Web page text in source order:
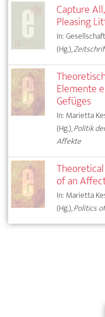
Capture
Pleasing
In:
(Hg.),
Elemente
Gefüges
In: Marietta
(Hg.),Politik
Affekte
of an
In: Marietta
(Hg.),Politics